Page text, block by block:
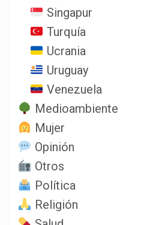
Singapur
Turquía
Ucrania
Uruguay
Venezuela
Medioambiente
Mujer
Opinión
Otros
Política
Religión